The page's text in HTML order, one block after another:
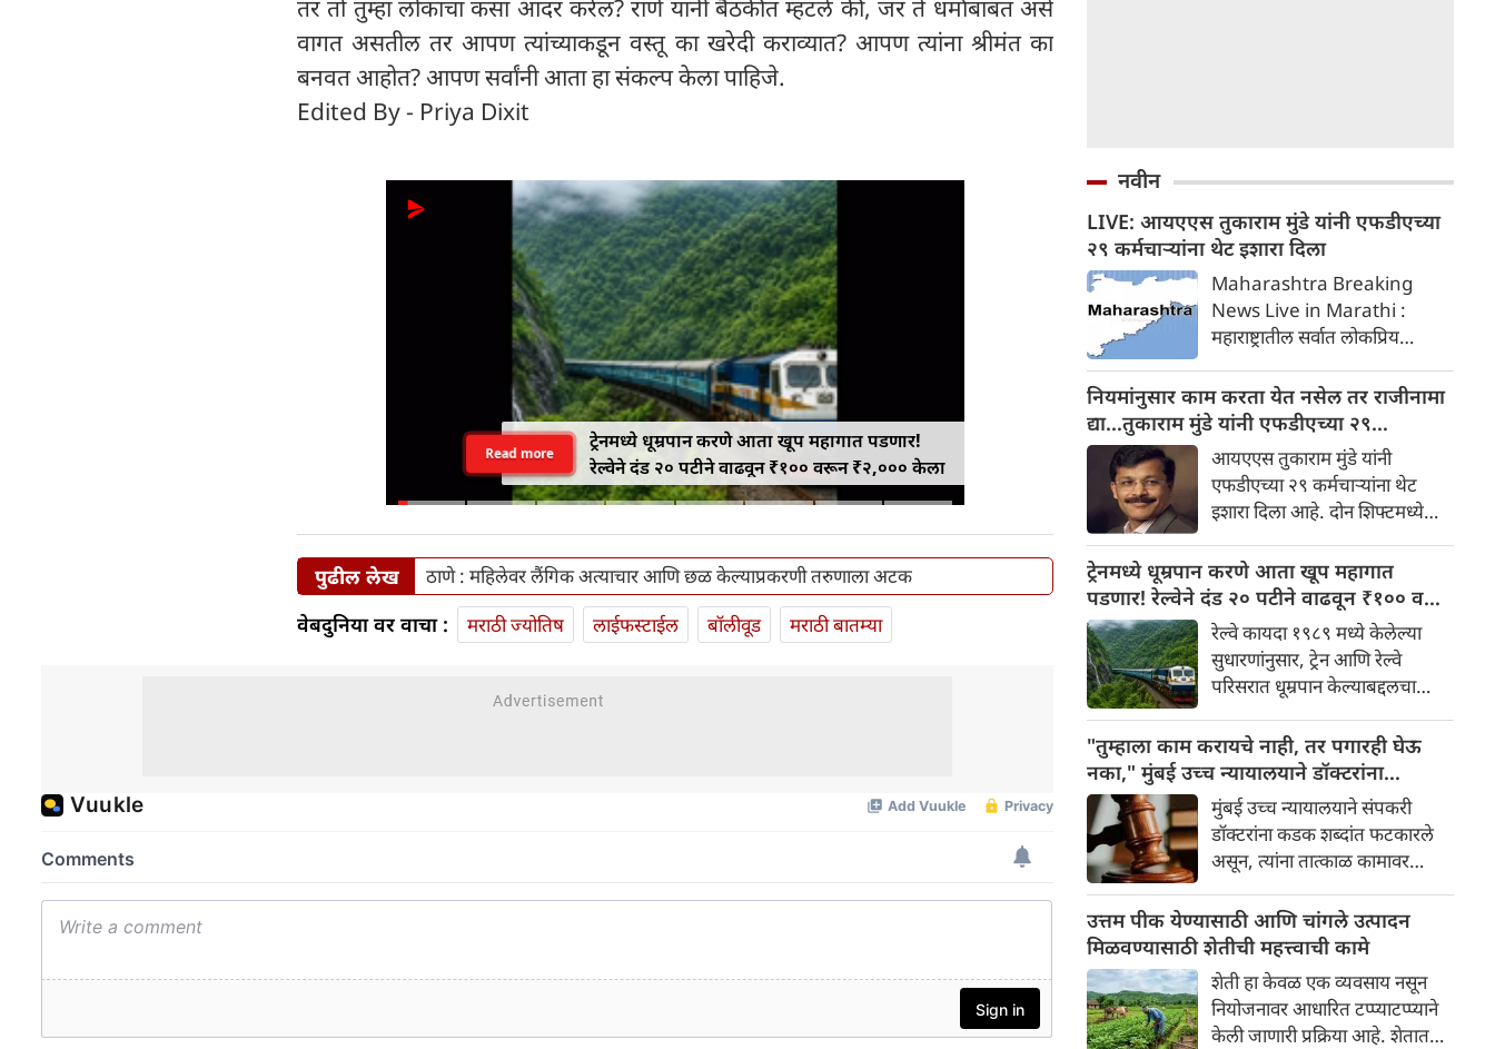
तर तो तुम्हा लोकांचा कसा आदर करेल? राणे यांनी बैठकीत म्हटले की, जर ते धर्माबाबत असे
वागत असतील तर आपण त्यांच्याकडून वस्तू का खरेदी कराव्यात? आपण त्यांना श्रीमंत का
बनवत आहोत? आपण सर्वांनी आता हा संकल्प केला पाहिजे.
Edited By - Priya Dixit
ट्रेनमध्ये धूम्रपान करणे आता खूप महागात पडणार!
रेल्वेने दंड २० पटीने वाढवून ₹१०० वरून ₹२,००० केला
Read more
पुढील लेख ठाणे : महिलेवर लैंगिक अत्याचार आणि छळ केल्याप्रकरणी तरुणाला अटक
वेबदुनिया वर वाचा : मराठी ज्योतिष लाईफस्टाईल बॉलीवूड मराठी बातम्या
नवीन
LIVE: आयएएस तुकाराम मुंडे यांनी एफडीएच्या
२९ कर्मचाऱ्यांना थेट इशारा दिला
Maharashtra Breaking
News Live in Marathi :
महाराष्ट्रातील सर्वात लोकप्रिय
कडक कार्यशैलीसाठी ओळखले
जाणारे तुकाराम मुंडे पुन्हा एकदा
चर्चेत आले आहे. अन्न व औषध
प्रशासन आयुक्त म्हणून पदभार
स्वीकारल्यानंतर मुंडे यांनी विभागात
शिस्त लागू करण्यास सुरुवात केली
आहे.
नियमांनुसार काम करता येत नसेल तर राजीनामा
द्या…तुकाराम मुंडे यांनी एफडीएच्या २९
कर्मचाऱ्यांना थेट इशाराआयएएस तुकाराम मुंडे यांनी
एफडीएच्या २९ कर्मचाऱ्यांना थेट
इशारा दिला आहे. दोन शिफ्टमध्ये
विरोधात आंदोलन करणाऱ्या
कर्मचाऱ्यांविरुद्ध मुंडे यांनी कठोर
भूमिका घेतली आहे.
ट्रेनमध्ये धूम्रपान करणे आता खूप महागात
पडणार! रेल्वेने दंड २० पटीने वाढवून ₹१०० वरून
₹२,००० केला
रेल्वे कायदा १९८९ मध्ये केलेल्या
सुधारणांनुसार, ट्रेन आणि रेल्वे
परिसरात धूम्रपान केल्याबद्दलचा
पर्यंत वाढवण्यात आला आहे. तिकीट
जप्त करण्याची तरतूदही करण्यात
आली आहे.
"तुम्हाला काम करायचे नाही, तर पगारही घेऊ
नका," मुंबई उच्च न्यायालयाने डॉक्टरांना
फटकारले; संप तात्काळ मागे घेण्याचे आदेश
मुंबई उच्च न्यायालयाने संपकरी
डॉक्टरांना कडक शब्दांत फटकारले
असून, त्यांना तात्काळ कामावर
न्यायालयाने म्हटले आहे, "जर
तुम्हाला काम करायचे नसेल, तर
पगारही घेऊ नका."
उत्तम पीक येण्यासाठी आणि चांगले उत्पादन
मिळवण्यासाठी शेतीची महत्त्वाची कामे
शेती हा केवळ एक व्यवसाय नसून
नियोजनावर आधारित टप्प्याटप्प्याने
केली जाणारी प्रक्रिया आहे. शेतात